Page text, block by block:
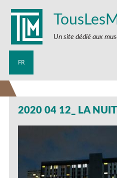
Un site dédié aux
FR
2020 04 12_ LA NUIT